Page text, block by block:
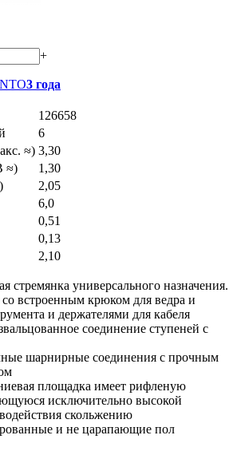
+
3 года
126658
6
≈) 3,30
≈)
1,30
2,05
6,0
0,51
0,13
2,10
стремянка универсального назначения.
со встроенным крюком для ведра и
и держателями для кабеля
соединение ступеней с
шарнирные соединения с прочным
площадка имеет рифленую
исключительно высокой
скольжению
и не царапающие пол